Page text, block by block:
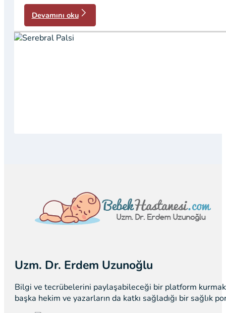
Devamını oku
Uzm. Dr. Erdem Uzunoğlu
Bilgi ve tecrübelerini paylaşabileceği bir platform kurmak
başka hekim ve yazarların da katkı sağladığı bir sağlık